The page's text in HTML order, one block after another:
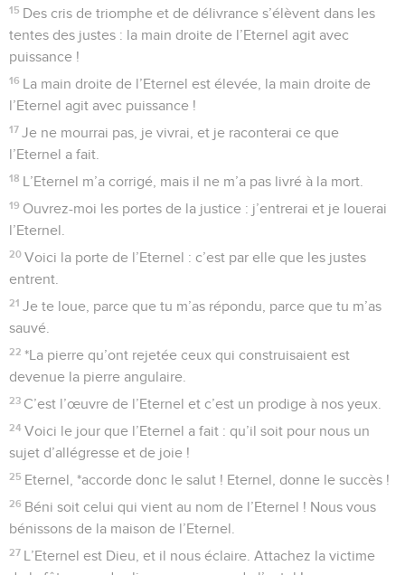
15 Des cris de triomphe et de délivrance s’élèvent dans les
tentes des justes : la main droite de l’Eternel agit avec
puissance !
16 La main droite de l’Eternel est élevée, la main droite de
l’Eternel agit avec puissance !
17 Je ne mourrai pas, je vivrai, et je raconterai ce que
l’Eternel a fait.
18 L’Eternel m’a corrigé, mais il ne m’a pas livré à la mort.
19 Ouvrez-moi les portes de la justice : j’entrerai et je louerai
l’Eternel.
20 Voici la porte de l’Eternel : c’est par elle que les justes
entrent.
21 Je te loue, parce que tu m’as répondu, parce que tu m’as
sauvé.
22 *La pierre qu’ont rejetée ceux qui construisaient est
devenue la pierre angulaire.
23 C’est l’œuvre de l’Eternel et c’est un prodige à nos yeux.
24 Voici le jour que l’Eternel a fait : qu’il soit pour nous un
sujet d’allégresse et de joie !
25 Eternel, *accorde donc le salut ! Eternel, donne le succès !
26 Béni soit celui qui vient au nom de l’Eternel ! Nous vous
bénissons de la maison de l’Eternel.
27 L’Eternel est Dieu, et il nous éclaire. Attachez la victime